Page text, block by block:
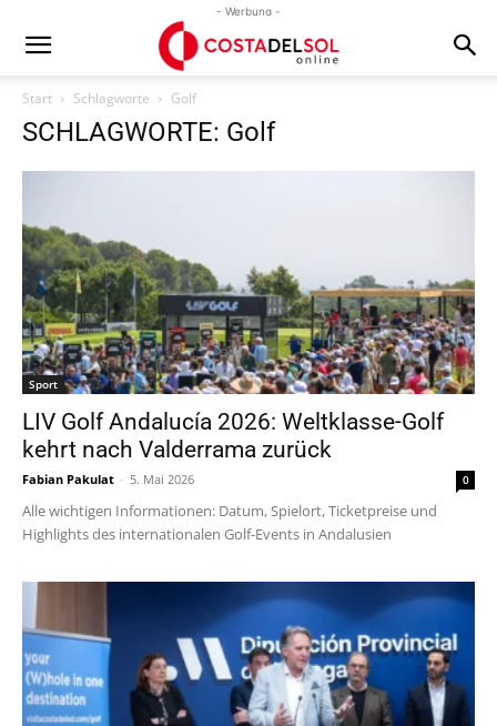
- Werbung -
Start Schlagworte Golf
SCHLAGWORTE: Golf
Sport
LIV Golf Andalucía 2026: Weltklasse-Golf
kehrt nach Valderrama zurück
Fabian Pakulat - 5. Mai 2026 0
Alle wichtigen Informationen: Datum, Spielort, Ticketpreise und
Highlights des internationalen Golf-Events in Andalusien